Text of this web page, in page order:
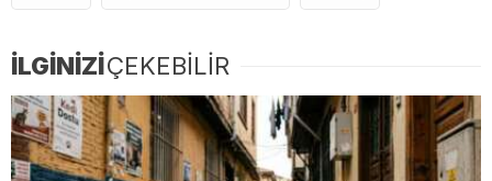
İLGİNİZİÇEKEBİLİR